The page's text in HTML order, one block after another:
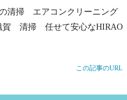
清掃 エアコンクリーニング
賀 清掃 任せて安心なHIRAO
この記事のURL